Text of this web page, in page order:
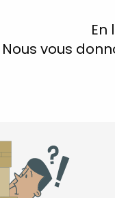
En
Nous vous